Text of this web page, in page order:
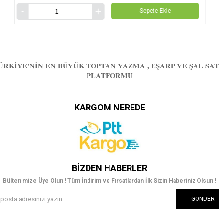
Sepete Ekle
EN BÜYÜK TOPTAN YAZMA , EŞARP VE ŞAL
PLATFORMU
KARGOM NEREDE
BIZDEN HABERLER
Bültenimize Üye Olun ! Tüm İndirim ve Fırsatlardan İlk Sizin Haberiniz Olsun !
GÖNDER